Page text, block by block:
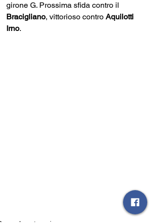
girone G. Prossima sfida contro il
Bracigliano, vittorioso contro Aquilotti
Irno.